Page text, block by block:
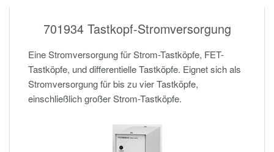
701934 Tastkopf-Stromversorgung
Eine Stromversorgung für Strom-Tastköpfe, FET-
Tastköpfe, und differentielle Tastköpfe. Eignet sich als
Stromversorgung für bis zu vier Tastköpfe,
einschließlich großer Strom-Tastköpfe.